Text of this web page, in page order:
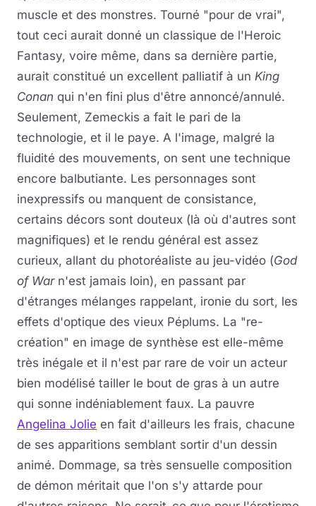
muscle et des monstres. Tourné "pour de vrai",
tout ceci aurait donné un classique de l'Heroic
Fantasy, voire même, dans sa dernière partie,
aurait constitué un excellent palliatif à un King
Conan qui n'en fini plus d'être annoncé/annulé.
Seulement, Zemeckis a fait le pari de la
technologie, et il le paye. A l'image, malgré la
fluidité des mouvements, on sent une technique
encore balbutiante. Les personnages sont
inexpressifs ou manquent de consistance,
certains décors sont douteux (là où d'autres sont
magnifiques) et le rendu général est assez
curieux, allant du photoréaliste au jeu-vidéo (God
of Warn'est jamais loin), en passant par
d'étranges mélanges rappelant, ironie du sort, les
effets d'optique des vieux Péplums. La "re-
création" en image de synthèse est elle-même
très inégale et il n'est par rare de voir un acteur
bien modélisé tailler le bout de gras à un autre
qui sonne indéniablement faux. La pauvre
Angelina Jolie en fait d'ailleurs les frais, chacune
de ses apparitions semblant sortir d'un dessin
animé. Dommage, sa très sensuelle composition
de démon méritait que l'on s'y attarde pour